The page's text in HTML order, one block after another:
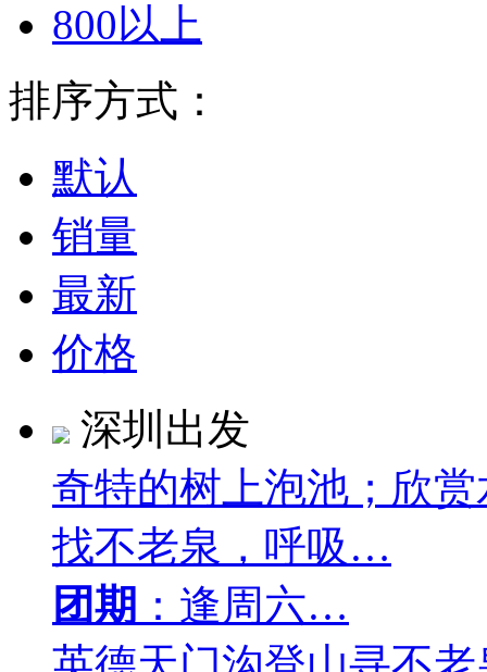
800以上
排序方式：
默认
销量
最新
价格
深圳出发
奇特的树上泡池；欣
找不老泉，呼吸…
团期 ：逢周六…